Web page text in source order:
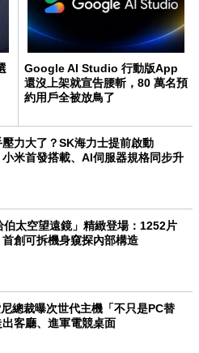
Google AI Studio 行動版App
還沒上架就宣告腰斬，80 萬名預
約用戶全被放鳥了
力大了？SK海力士提前啟動
米首發搭載、AI伺服器規格同步升
太空望遠鏡」精緻登場：1252片
創可拆機身窺探內部構造
總裁曝次世代主機「不只是PC替
客廳、進軍電競桌面